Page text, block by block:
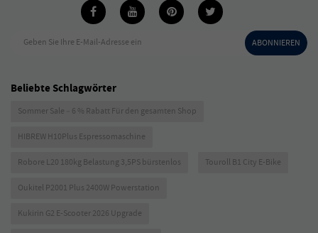
Geben Sie Ihre E-Mail-Adresse ein ABONNIEREN
Beliebte Schlagwörter
Sommer Sale – 6 % Rabatt Für den gesamten Shop
HIBREW H10Plus Espressomaschine
Robore L20 180kg Belastung 3,5PS bürstenlos Touroll B1 City E-Bike
Oukitel P2001 Plus 2400W Powerstation
Kukirin G2 E-Scooter 2026 Upgrade